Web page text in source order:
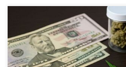
Legalizacja marihuany w niektórych
drogę do przeprowadzenia